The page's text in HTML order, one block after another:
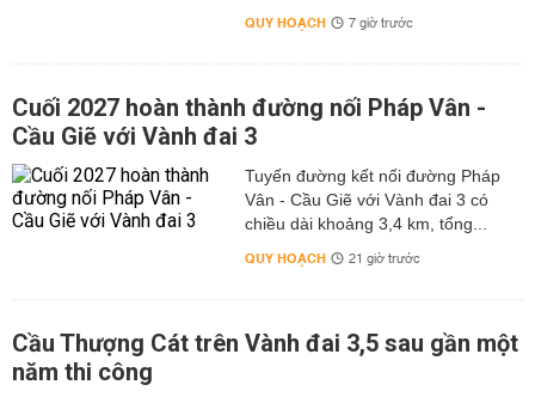
QUY HOẠCH 7 giờ trước
Cuối 2027 hoàn thành đường nối Pháp Vân -
Cầu Giẽ với Vành đai 3
Tuyến đường kết nối đường Pháp
Vân - Cầu Giẽ với Vành đai 3 có
chiều dài khoảng 3,4 km, tổng...
QUY HOẠCH 21 giờ trước
Cầu Thượng Cát trên Vành đai 3,5 sau gần một
năm thi công